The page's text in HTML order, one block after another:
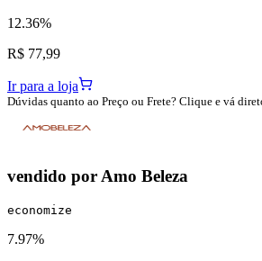
12.36%
R$ 77,99
Ir para a loja
Dúvidas quanto ao Preço ou Frete? Clique e vá
vendido porAmo Beleza
economize
7.97%